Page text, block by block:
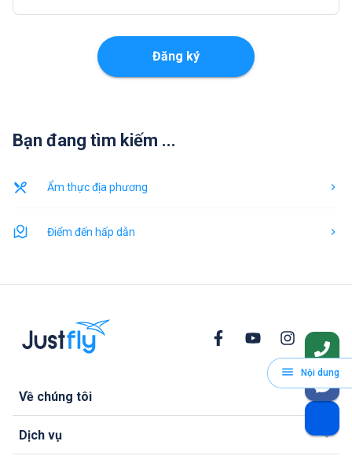
Nội dung
Đăng ký
Bạn đang tìm kiếm ...
Ẩm thực địa phương
Điểm đến hấp dẫn
Về chúng tôi
Dịch vụ